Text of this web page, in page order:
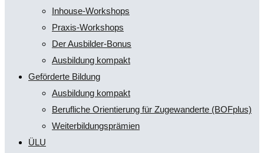
Inhouse-Workshops
Praxis-Workshops
Der Ausbilder-Bonus
Ausbildung kompakt
Geförderte Bildung
Ausbildung kompakt
Berufliche Orientierung für Zugewanderte (BOFplus)
Weiterbildungsprämien
ÜLU